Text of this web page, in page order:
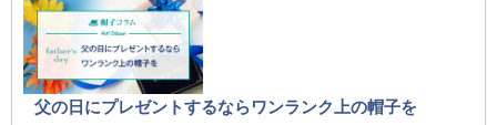
父の日にプレゼントするならワンランク上の帽子を